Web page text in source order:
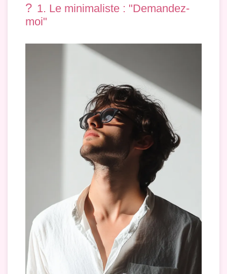
? 1. Le minimaliste : "Demandez-
moi"